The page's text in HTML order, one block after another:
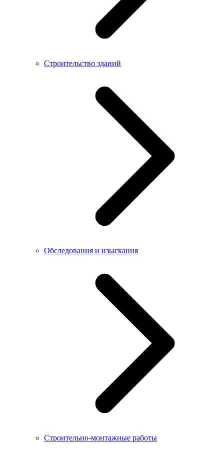
Строительство зданий
Обследования и изыскания
Строительно-монтажные работы